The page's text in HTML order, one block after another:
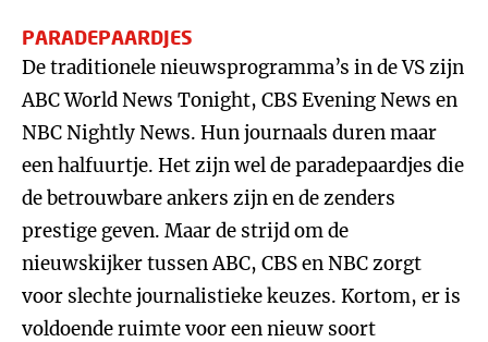
PARADEPAARDJES
De traditionele nieuwsprogramma’s in de VS zijn
ABC World News Tonight, CBS Evening News en
NBC Nightly News. Hun journaals duren maar
een halfuurtje. Het zijn wel de paradepaardjes die
de betrouwbare ankers zijn en de zenders
prestige geven. Maar de strijd om de
nieuwskijker tussen ABC, CBS en NBC zorgt
voor slechte journalistieke keuzes. Kortom, er is
voldoende ruimte voor een nieuw soort